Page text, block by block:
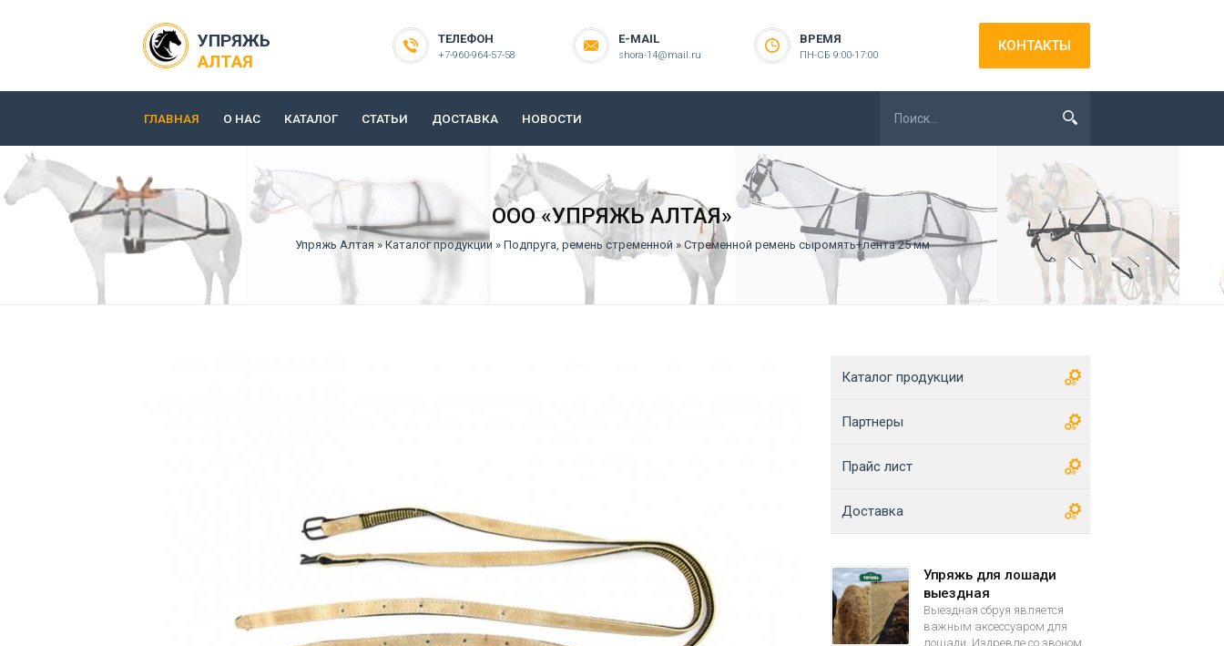
УПРЯЖЬ
АЛТАЯ
ТЕЛЕФОН
+7-960-964-57-58
E-MAIL
shora-14@mail.ru
ВРЕМЯ
ПН-СБ 9:00-17:00
КОНТАКТЫ
ГЛАВНАЯ О НАС КАТАЛОГ СТАТЬИ ДОСТАВКА НОВОСТИ
ООО «УПРЯЖЬ АЛТАЯ»
Упряжь Алтая»Каталог продукции » Подпруга, ремень стременной » Стременной ремень сыромять+лента 25 мм
Каталог продукции
Партнеры
Прайс лист
Доставка
Упряжь для лошади
выездная
Выездная сбруя является
важным аксессуаром для
лошади. Издревле со звоном